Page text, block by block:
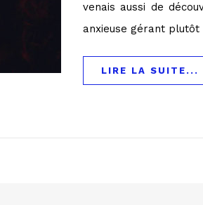
venais aussi de
anxieuse gérant
LIRE LA SUITE...